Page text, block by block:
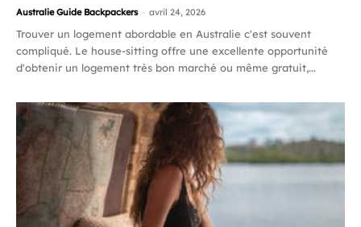
Australie Guide Backpackers - avril 24, 2026
Trouver un logement abordable en Australie c'est souvent
compliqué. Le house-sitting offre une excellente opportunité
d'obtenir un logement très bon marché ou même gratuit,...